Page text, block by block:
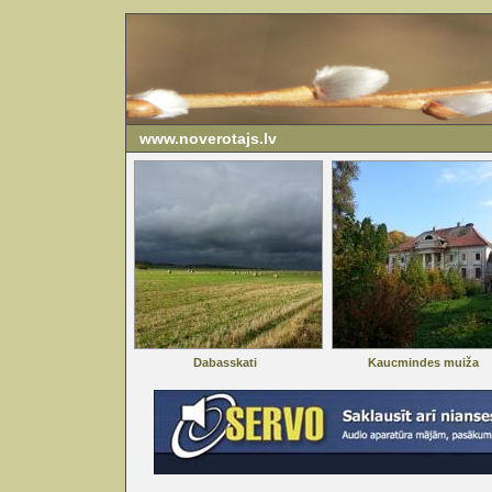
www.noverotajs.lv
Dabasskati Kaucmindes muiža